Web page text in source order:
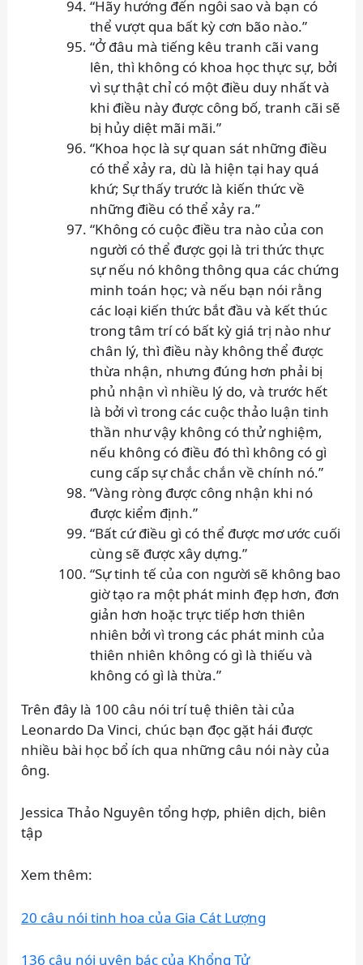
“Hãy hướng đến ngôi sao và bạn có
thể vượt qua bất kỳ cơn bão nào.”
“Ở đâu mà tiếng kêu tranh cãi vang
lên, thì không có khoa học thực sự, bởi
vì sự thật chỉ có một điều duy nhất và
khi điều này được công bố, tranh cãi sẽ
bị hủy diệt mãi mãi.”
“Khoa học là sự quan sát những điều
có thể xảy ra, dù là hiện tại hay quá
khứ; Sự thấy trước là kiến thức về
những điều có thể xảy ra.”
“Không có cuộc điều tra nào của con
người có thể được gọi là tri thức thực
sự nếu nó không thông qua các chứng
minh toán học; và nếu bạn nói rằng
các loại kiến thức bắt đầu và kết thúc
trong tâm trí có bất kỳ giá trị nào như
chân lý, thì điều này không thể được
thừa nhận, nhưng đúng hơn phải bị
phủ nhận vì nhiều lý do, và trước hết
là bởi vì trong các cuộc thảo luận tinh
thần như vậy không có thử nghiệm,
nếu không có điều đó thì không có gì
cung cấp sự chắc chắn về chính nó.”
“Vàng ròng được công nhận khi nó
được kiểm định.”
“Bất cứ điều gì có thể được mơ ước cuối
cùng sẽ được xây dựng.”
“Sự tinh tế của con người sẽ không bao
giờ tạo ra một phát minh đẹp hơn, đơn
giản hơn hoặc trực tiếp hơn thiên
nhiên bởi vì trong các phát minh của
thiên nhiên không có gì là thiếu và
không có gì là thừa.”
Trên đây là 100 câu nói trí tuệ thiên tài của
Leonardo Da Vinci, chúc bạn đọc gặt hái được
nhiều bài học bổ ích qua những câu nói này của
ông.
Jessica Thảo Nguyên tổng hợp, phiên dịch, biên
tập
Xem thêm:
20 câu nói tinh hoa của Gia Cát Lượng
136 câu nói uyên bác của Khổng Tử